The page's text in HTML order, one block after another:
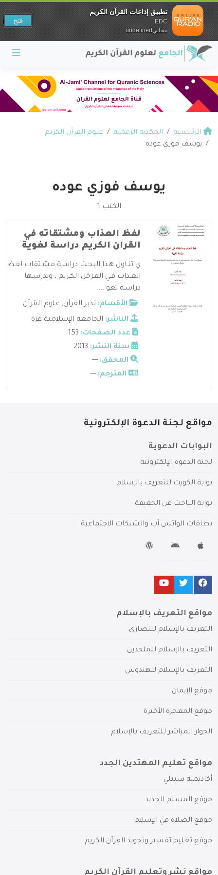
الرئيسية المكتبة الرقمية
علوم القرآن الكريم
يوسف فوزي عوده
يوسف فوزي عوده
الكتب 1
لفظ العذاب ومشتقاته في
القران الكريم دراسة لغوية
ي تنـاول هـذا البحـث دراسـة مشـتقات لفـظ
العـذاب فـي القـرخن الكـريم ، ويدرسـها
دراسـة لغو ...
الأقسام: تدبر القرآن, علوم القرآن
الناشر: الجامعة الإسلامية غزة
عدد الصفحات:
سنة النشر:
المحقق: ---
المترجم: ---
مواقع لجنة الدعوة الإلكترونية
البوابات الدعوية
لجنة الدعوة الإلكترونية
بوابة الكويت للتعريف بالإسلام
بوابة الباحث عن الحقيقة
بطاقات الواتس آب والشبكات الاجتماعية
مواقع التعريف بالإسلام
التعريف بالإسلام للنصارى
التعريف بالإسلام للملحدين
التعريف بالإسلام للهندوس
موقع الإيمان
موقع المعجزة الأخيرة
الحوار المباشر للتعريف بالإسلام
مواقع تعليم المهتدين الجدد
أكاديمية سبيلي
موقع المسلم الجديد
موقع الصلاة في الإسلام
موقع تعليم تفسير وتجويد القرآن الكريم
مواقع نشر وتعليم القرآن الكريم
تطبيق إذاعات القرآن الكريم
EDC
مجانيundefined
فتح